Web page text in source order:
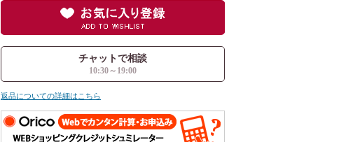
チャットで相談
10:30～19:00
返品についての詳細はこちら